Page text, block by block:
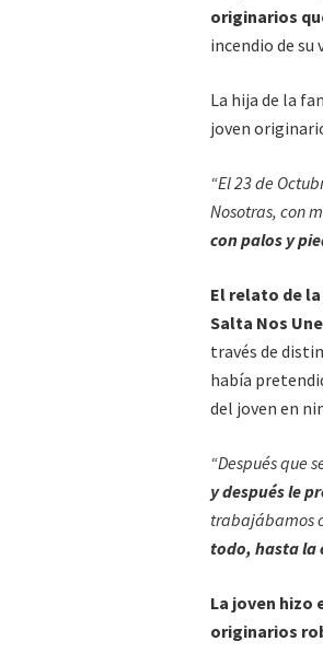
originarios
incendio de su
La hija de la
joven
“El 23 de
Nosotras, con
con palos y
El relato de
Salta Nos
través de
había
del joven en
“Después que
y después le
trabajábamos
todo, hasta la
La joven hizo
originarios